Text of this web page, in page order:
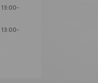
13:00-
13:00-